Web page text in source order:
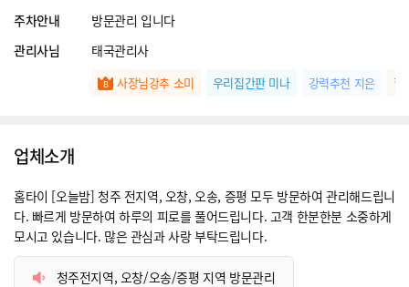
주차안내
방문관리 입니다
관리사님
태국관리사
사장님강추 소미 우리집간판 미나 강력추천 지은 힐
업체소개
홈타이 [오늘밤] 청주 전지역, 오창, 오송, 증평 모두 방문하여 관리해드립니
다. 빠르게 방문하여 하루의 피로를 풀어드립니다. 고객 한분한분 소중하게
모시고 있습니다. 많은 관심과 사랑 부탁드립니다.
청주전지역, 오창/오송/증평 지역 방문관리